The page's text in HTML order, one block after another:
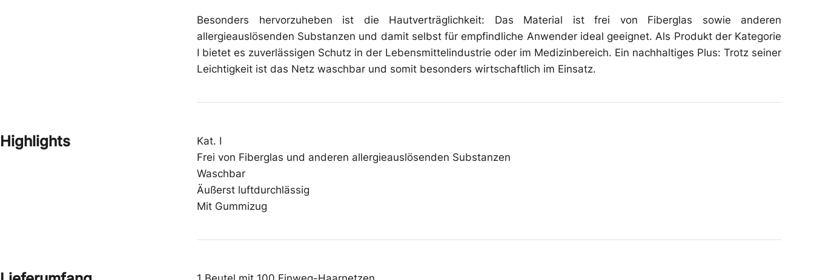
Überschuhe
Besonders hervorzuheben ist die Hautverträglichkeit: Das Material ist frei von Fiberglas sowie anderen
allergieauslösenden Substanzen und damit selbst für empfindliche Anwender ideal geeignet. Als Produkt der Kategorie
I bietet es zuverlässigen Schutz in der Lebensmittelindustrie oder im Medizinbereich. Ein nachhaltiges Plus: Trotz seiner
Leichtigkeit ist das Netz waschbar und somit besonders wirtschaftlich im Einsatz.
Highlights
Kat. I
Frei von Fiberglas und anderen allergieauslösenden Substanzen
Waschbar
Äußerst luftdurchlässig
Mit Gummizug